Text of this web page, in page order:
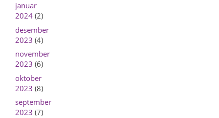
januar
2024(2)
desember
2023 (4)
november
2023 (6)
oktober
2023 (8)
september
2023 (7)